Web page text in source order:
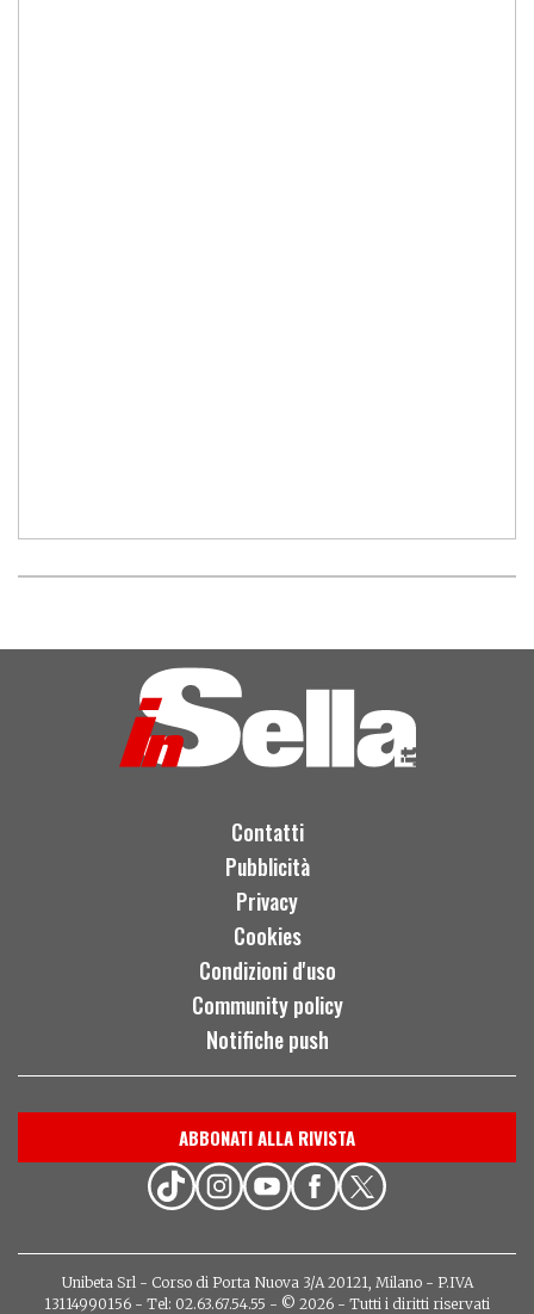
Contatti
Pubblicità
Privacy
Cookies
Condizioni d'uso
Community policy
Notifiche push
ABBONATI ALLA RIVISTA
Unibeta Srl - Corso di Porta Nuova 3/A 20121, Milano - P.IVA
13114990156 - Tel: 02.63.67.54.55 - © 2026 - Tutti i diritti riservati